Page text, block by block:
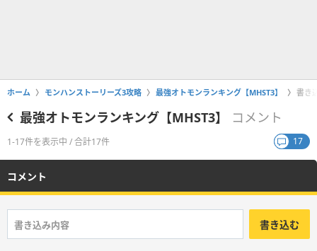
ホーム モンハンストーリーズ3攻略 最強オトモンランキング【MHST3】 書き
最強オトモンランキング【MHST3】 コメント
1-17件を表示中 / 合計17件 17
コメント
書き込む